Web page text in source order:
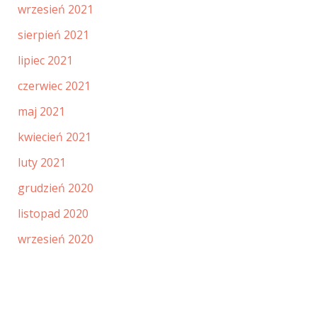
wrzesień 2021
sierpień 2021
lipiec 2021
czerwiec 2021
maj 2021
kwiecień 2021
luty 2021
grudzień 2020
listopad 2020
wrzesień 2020